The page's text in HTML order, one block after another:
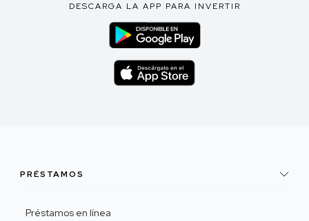
DESCARGA LA APP PARA INVERTIR
PRÉSTAMOS
Préstamos en línea